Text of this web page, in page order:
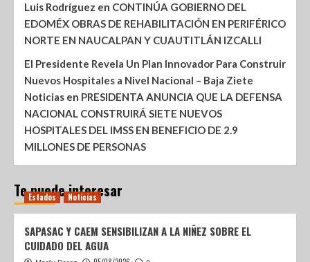
Luis Rodríguez en CONTINÚA GOBIERNO DEL
EDOMÉX OBRAS DE REHABILITACIÓN EN PERIFÉRICO
NORTE EN NAUCALPAN Y CUAUTITLÁN IZCALLI
El Presidente Revela Un Plan Innovador Para Construir
Nuevos Hospitales a Nivel Nacional – Baja Ziete
Noticias en PRESIDENTA ANUNCIA QUE LA DEFENSA
NACIONAL CONSTRUIRÁ SIETE NUEVOS
HOSPITALES DEL IMSS EN BENEFICIO DE 2.9
MILLONES DE PERSONAS
Te puede interesar
Estados Noticias
SAPASAC Y CAEM SENSIBILIZAN A LA NIÑEZ SOBRE EL
CUIDADO DEL AGUA